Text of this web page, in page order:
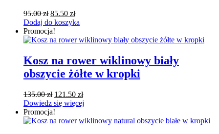
95.00zł Pierwotna
cena
wynosiła:
95.00 zł.
85.50 złAktualna
cena
85.50 zł.
Dodaj do koszyka
Promocja!
Kosz na rower wiklinowy biały
obszycie żółte w kropki
135.00zł Pierwotna
cena
wynosiła:
135.00 zł.
121.50 złAktualna
cena
121.50 zł.
Dowiedz się więcej
Promocja!